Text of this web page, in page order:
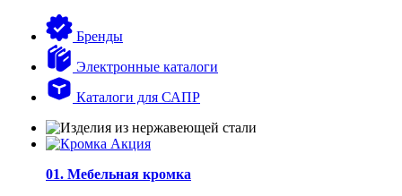
Бренды
Электронные каталоги
Каталоги для САПР
01. Мебельная кромка